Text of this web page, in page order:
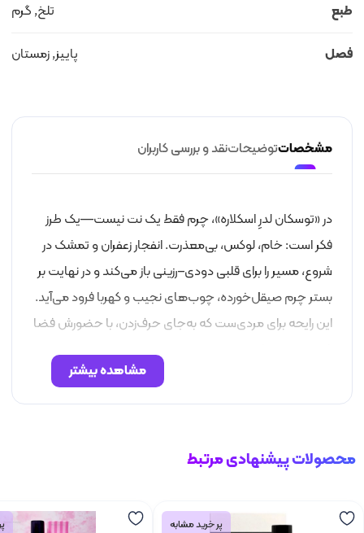
طبع تلخ, گرم
فصل پاییز, زمستان
مشخصاتتوضیحاتنقد و بررسی کاربران
در «توسکان لدرِ اسکلاره»، چرم فقط یک نت نیست—یک طرز
فکر است: خام، لوکس، بی‌معذرت. انفجار زعفران و تمشک در
شروع، مسیر را برای قلبی دودی–رزینی باز می‌کند و در نهایت بر
بستر چرم صیقل‌خورده، چوب‌های نجیب و کهربا فرود می‌آید.
این رایحه برای مردی‌ست که به‌جای حرف‌زدن، با حضورش فضا
مشاهده بیشتر
محصولات پیشنهادی مرتبط
پر خرید مشابه